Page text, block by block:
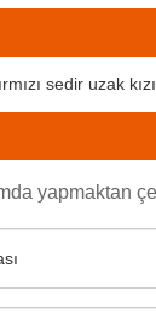
sedir uzak
yapmaktan